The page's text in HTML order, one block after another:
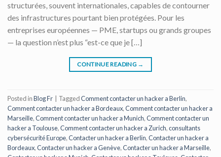
structurées, souvent internationales, capables de contourner
des infrastructures pourtant bien protégées. Pour les
entreprises européennes — PME, startups ou grands groupes
— la question n’est plus “est-ce que je […]
CONTINUE READING →
Posted inBlog Fr TaggedComment contacter un hacker a Berlin,
Comment contacter un hacker a Bordeaux,Comment contacter un hacker a
Marseille,Comment contacter un hacker a Munich,Comment contacter un
hacker a Toulouse,Comment contacter un hacker a Zurich,consultants
cybersécurité Europe,Contacter un hacker a Berlin,Contacter un hacker a
Bordeaux,Contacter un hacker a Genève,Contacter un hacker a Marseille,